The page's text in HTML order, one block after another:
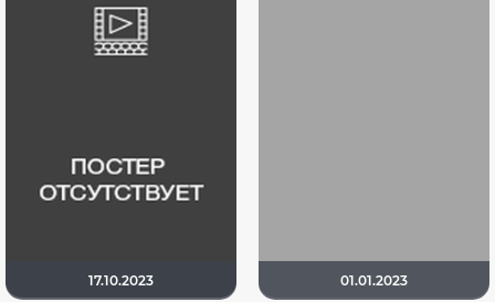
17.10.2023 01.01.2023